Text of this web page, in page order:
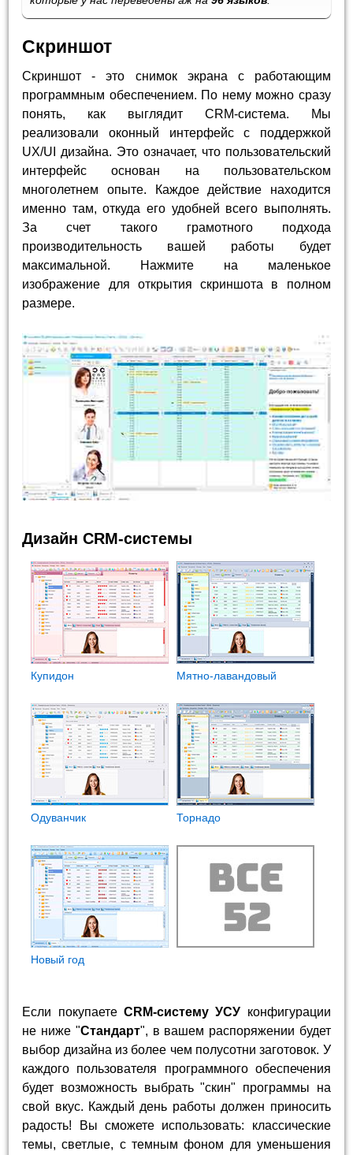
Скриншот
Скриншот - это снимок экрана с работающим
программным обеспечением. По нему можно сразу
понять, как выглядит CRM-система. Мы
реализовали оконный интерфейс с поддержкой
UX/UI дизайна. Это означает, что пользовательский
интерфейс основан на пользовательском
многолетнем опыте. Каждое действие находится
именно там, откуда его удобней всего выполнять.
За счет такого грамотного подхода
производительность вашей работы будет
максимальной. Нажмите на маленькое
изображение для открытия скриншота в полном
размере.
Дизайн CRM-системы
Купидон Мятно-лавандовый
Одуванчик Торнадо
Новый год
Если покупаете CRM-систему УСУ конфигурации
не ниже "Стандарт", в вашем распоряжении будет
выбор дизайна из более чем полусотни заготовок. У
каждого пользователя программного обеспечения
будет возможность выбрать "скин" программы на
свой вкус. Каждый день работы должен приносить
радость! Вы сможете использовать: классические
темы, светлые, с темным фоном для уменьшения